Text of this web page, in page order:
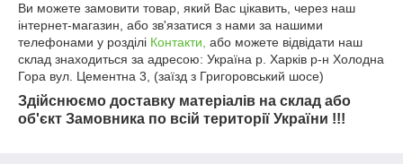
Ви можете замовити товар, який Вас цікавить, через наш
інтернет-магазин, або зв'язатися з нами за нашими
телефонами у розділі Контакти або можете відвідати наш
склад знаходиться за адресою: Україна р. Харків р-н Холодна
Гора вул. Цементна 3, (заїзд з Григоровський шосе)
Здійснюємо доставку матеріалів на склад або
об'єкт Замовника по всій території України !!!